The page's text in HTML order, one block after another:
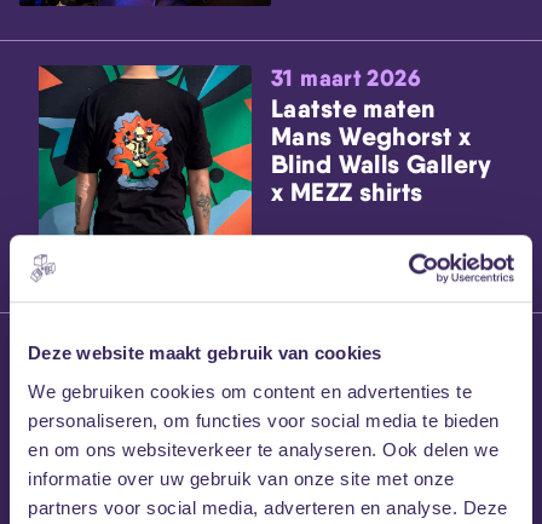
Deze website maakt gebruik van cookies
We gebruiken cookies om content en advertenties te
personaliseren, om functies voor social media te bieden
en om ons websiteverkeer te analyseren. Ook delen we
informatie over uw gebruik van onze site met onze
partners voor social media, adverteren en analyse. Deze
31 maart 2026
Laatste maten
Mans Weghorst x
Blind Walls Gallery
x MEZZ shirts
27 maart 2026
Willem’s Blog:
Frans Kalf